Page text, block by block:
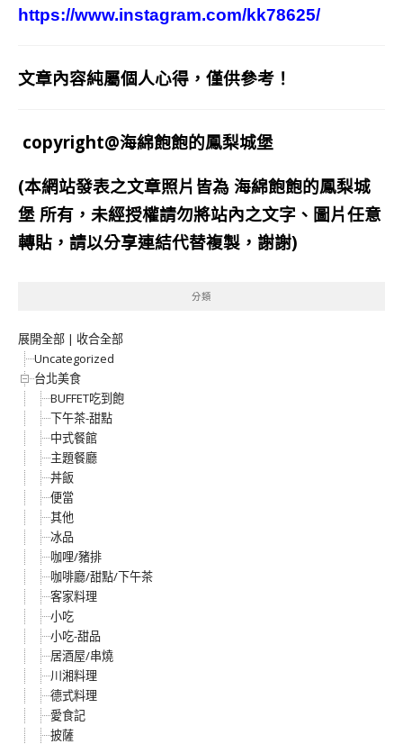
https://www.instagram.com/kk78625/
文章內容純屬個人心得，僅供參考！
copyright@海綿飽飽的鳳梨城堡
(本網站發表之文章照片皆為 海綿飽飽的鳳梨城
堡 所有，未經授權請勿將站內之文字、圖片任意
轉貼，請以分享連結代替複製，謝謝)
分類
展開全部 | 收合全部
Uncategorized
台北美食
BUFFET吃到飽
下午茶-甜點
中式餐館
主題餐廳
丼飯
便當
其他
冰品
咖哩/豬排
咖啡廳/甜點/下午茶
客家料理
小吃
小吃-甜品
居酒屋/串燒
川湘料理
德式料理
愛食記
披薩